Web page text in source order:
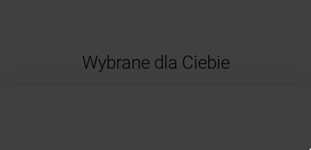
Wybrane dla Ciebie